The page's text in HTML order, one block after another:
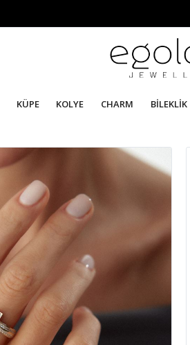
KÜPE KOLYE CHARM BİLEKLİK